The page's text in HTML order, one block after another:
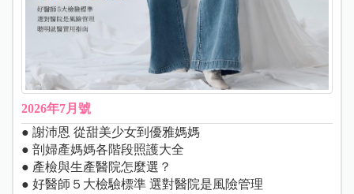
2026年7月號
● 謝沛恩 從甜美少女到優雅媽媽
● 剖婦產媽媽各階段照護大全
● 產檢與生產醫院怎麼選？
● 好醫師５大檢驗標準 選對醫院是風險管理